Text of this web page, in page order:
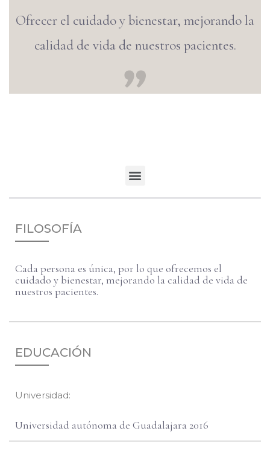
Ofrecer el cuidado y bienestar, mejorando la
calidad de vida de nuestros pacientes.
FILOSOFÍA
Cada persona es única, por lo que ofrecemos el
cuidado y bienestar, mejorando la calidad de vida de
nuestros pacientes.
EDUCACIÓN
Universidad:
Universidad autónoma de Guadalajara 2016